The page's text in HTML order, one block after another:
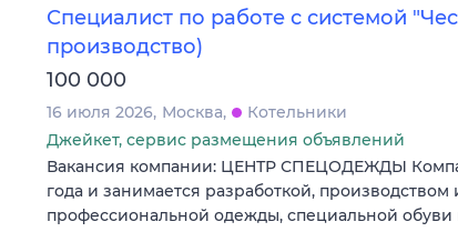
Специалист по работе с системой
производство)
100 000
16 июля 2026 Москва
Котельники
Джейкет, сервис размещения объявлений
Вакансия компании: ЦЕНТР СПЕЦОДЕЖДЫ
года и занимается разработкой,
профессиональной одежды, специальной